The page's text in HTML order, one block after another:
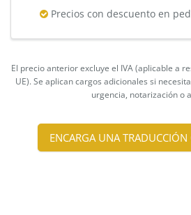
Precios con descuento en
El precio anterior excluye el IVA (aplicable a
UE). Se aplican cargos adicionales si
urgencia, notarización o
ENCARGA UNA TRADUCCIÓN